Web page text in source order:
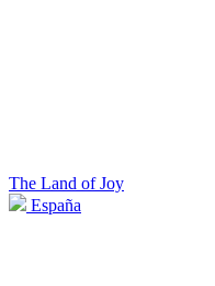
The Land of Joy
España